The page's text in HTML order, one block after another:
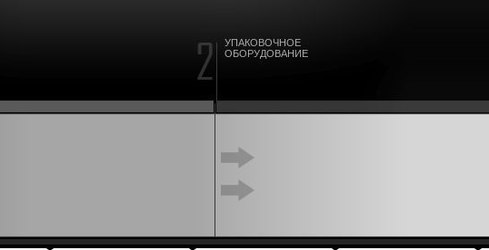
УПАКОВОЧНОЕ
ОБОРУДОВАНИЕ